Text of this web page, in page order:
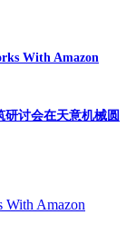
With Amazon
讨会在天意机械圆
Amazon